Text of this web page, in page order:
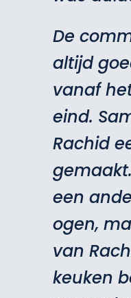
De
altijd
vanaf
eind.
Rachid
een
ogen,
van
keuken